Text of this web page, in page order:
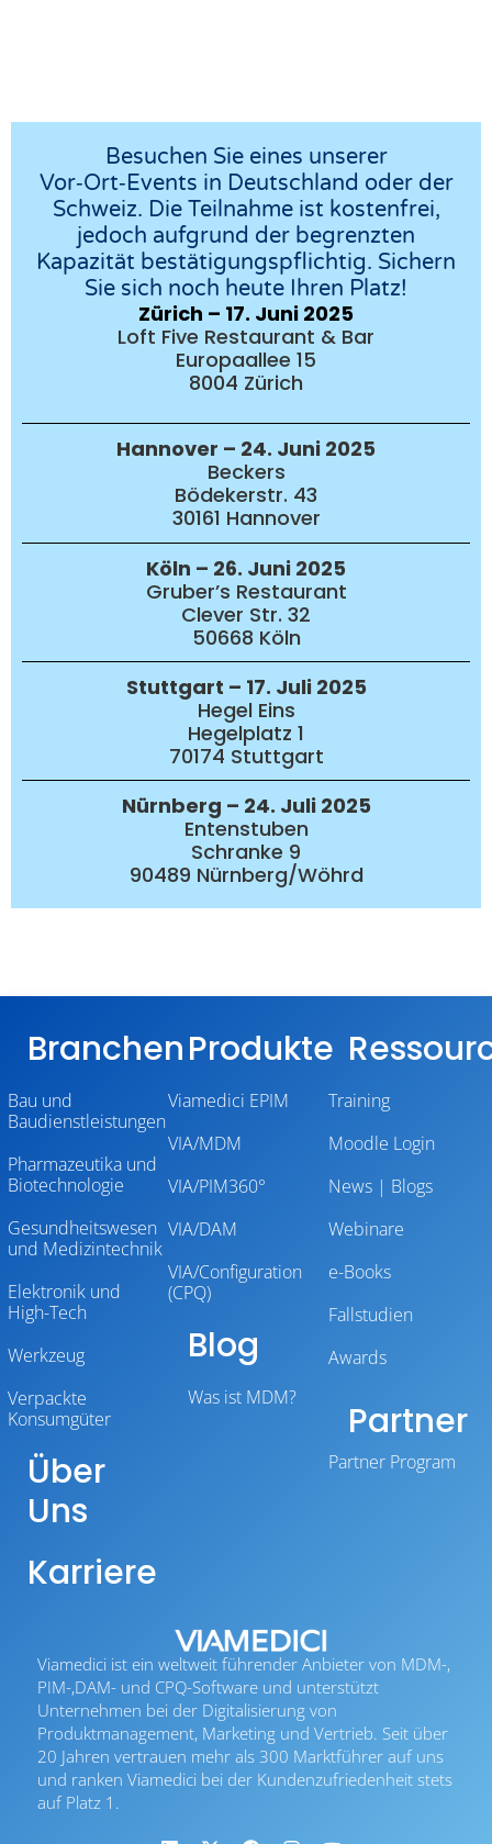
Besuchen Sie eines unserer
Vor‑Ort‑Events in Deutschland oder der
Schweiz. Die Teilnahme ist kostenfrei,
jedoch aufgrund der begrenzten
Kapazität bestätigungspflichtig. Sichern
Sie sich noch heute Ihren Platz!
Zürich – 17. Juni 2025
Loft Five Restaurant & Bar
Europaallee 15
8004 Zürich
Hannover – 24. Juni 2025
Beckers
Bödekerstr. 43
30161 Hannover
Köln – 26. Juni 2025
Gruber’s Restaurant
Clever Str. 32
50668 Köln
Stuttgart – 17. Juli 2025
Hegel Eins
Hegelplatz 1
70174 Stuttgart
Nürnberg – 24. Juli 2025
Entenstuben
Schranke 9
90489 Nürnberg/Wöhrd
Viamedici ist ein weltweit führender Anbieter von MDM-,
PIM-,DAM- und CPQ-Software und unterstützt
Unternehmen bei der Digitalisierung von
Produktmanagement, Marketing und Vertrieb. Seit über
20 Jahren vertrauen mehr als 300 Marktführer auf uns
und ranken Viamedici bei der Kundenzufriedenheit stets
auf Platz 1.
Branchen
Bau und
Baudienstleistungen
Pharmazeutika und
Biotechnologie
Gesundheitswesen
und Medizintechnik
Elektronik und
High-Tech
Werkzeug
Verpackte
Konsumgüter
Über
Uns
Karriere
Produkte
Viamedici EPIM
VIA/MDM
VIA/PIM360°
VIA/DAM
VIA/Configuration
(CPQ)
Blog
Was ist MDM?
Training
Moodle Login
News | Blogs
Webinare
e-Books
Fallstudien
Awards
Partner
Partner Program